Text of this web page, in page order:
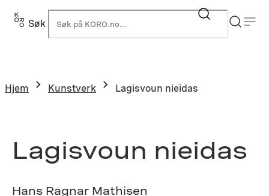
Hopp
Søk
Hjem Kunstverk Lagisvoun nieidas
Lagisvoun nieidas
Hans Ragnar Mathisen